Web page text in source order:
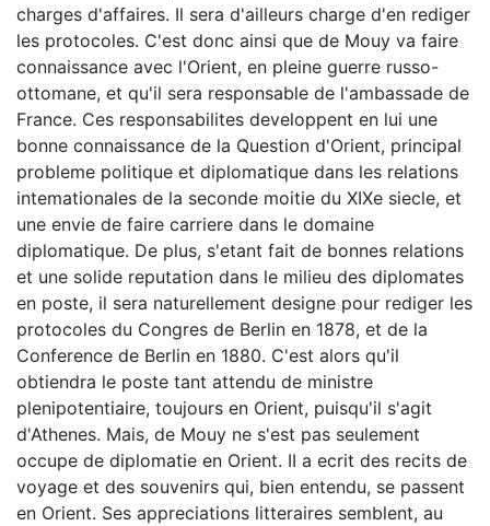
charges d'affaires. Il sera d'ailleurs charge d'en rediger
les protocoles. C'est donc ainsi que de Mouy va faire
connaissance avec l'Orient, en pleine guerre russo-
ottomane, et qu'il sera responsable de l'ambassade de
France. Ces responsabilites developpent en lui une
bonne connaissance de la Question d'Orient, principal
probleme politique et diplomatique dans les relations
intemationales de la seconde moitie du XIXe siecle, et
une envie de faire carriere dans le domaine
diplomatique. De plus, s'etant fait de bonnes relations
et une solide reputation dans le milieu des diplomates
en poste, il sera naturellement designe pour rediger les
protocoles du Congres de Berlin en 1878, et de la
Conference de Berlin en 1880. C'est alors qu'il
obtiendra le poste tant attendu de ministre
plenipotentiaire, toujours en Orient, puisqu'il s'agit
d'Athenes. Mais, de Mouy ne s'est pas seulement
occupe de diplomatie en Orient. II a ecrit des recits de
voyage et des souvenirs qui, bien entendu, se passent
en Orient. Ses appreciations litteraires semblent, au